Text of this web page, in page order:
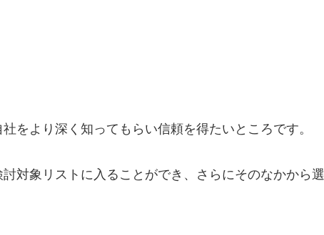
をより深く知ってもらい信頼を得たいところです。
対象リストに入ることができ、さらにそのなかから選